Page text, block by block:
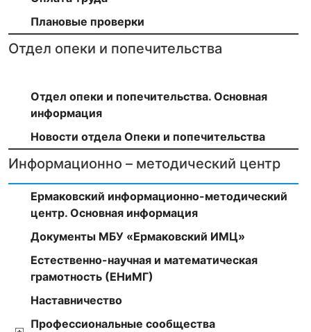
Плановые проверки
Отдел опеки и попечительства
Отдел опеки и попечительства. Основная
информация
Новости отдела Опеки и попечительства
Информационно – методический центр
Ермаковский информационно-методический
центр. Основная информация
Документы МБУ «Ермаковский ИМЦ»
Естественно-научная и математическая
грамотность (ЕНиМГ)
Наставничество
Профессиональные сообщества